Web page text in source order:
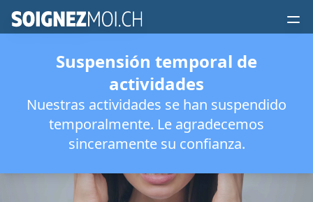
Tratar el dolor
de cabeza
Suspensión temporal de
actividades
Nuestras actividades se han suspendido
temporalmente. Le agradecemos
sinceramente su confianza.